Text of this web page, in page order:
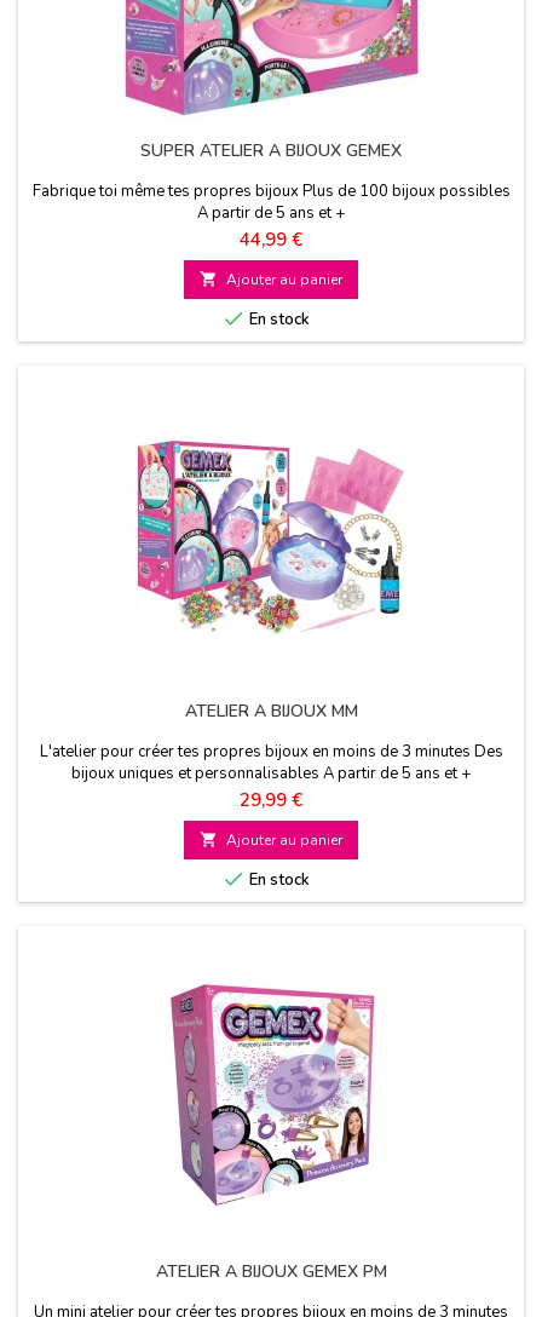
SUPER ATELIER A BIJOUX GEMEX
Fabrique toi même tes propres bijoux Plus de 100 bijoux possibles
A partir de 5 ans et +
Prix
44,99 €
 Ajouter au panier
 En stock
ATELIER A BIJOUX MM
L'atelier pour créer tes propres bijoux en moins de 3 minutes Des
bijoux uniques et personnalisables A partir de 5 ans et +
Prix
29,99 €
 Ajouter au panier
 En stock
ATELIER A BIJOUX GEMEX PM
Un mini atelier pour créer tes propres bijoux en moins de 3 minutes